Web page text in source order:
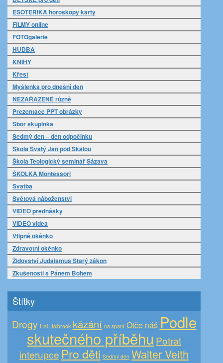
ESOTERIKA horoskopy karty
FILMY online
FOTOgalerie
HUDBA
KNIHY
Křest
Myšlenka pro dnešní den
NEZAŘAZENÉ různé
Prezentace PPT obrázky
Sbor skupinka
Sedmý den – den odpočinku
Škola Svatý Jan pod Skalou
Škola Teologický seminář Sázava
ŠKOLKA Montessori
Svatba
Světová náboženství
VIDEO přednášky
VIDEO videa
Vtipné okénko
Zdravotní okénko
Židovství Judaismus Starý zákon
Zkušenosti s Pánem Bohem
Štítky
Drogy Hal Holbrook kázání na spaní Otče náš Podle
skutečného příběhu Potrat
interupce Pro děti Sedmý den Walter Veith